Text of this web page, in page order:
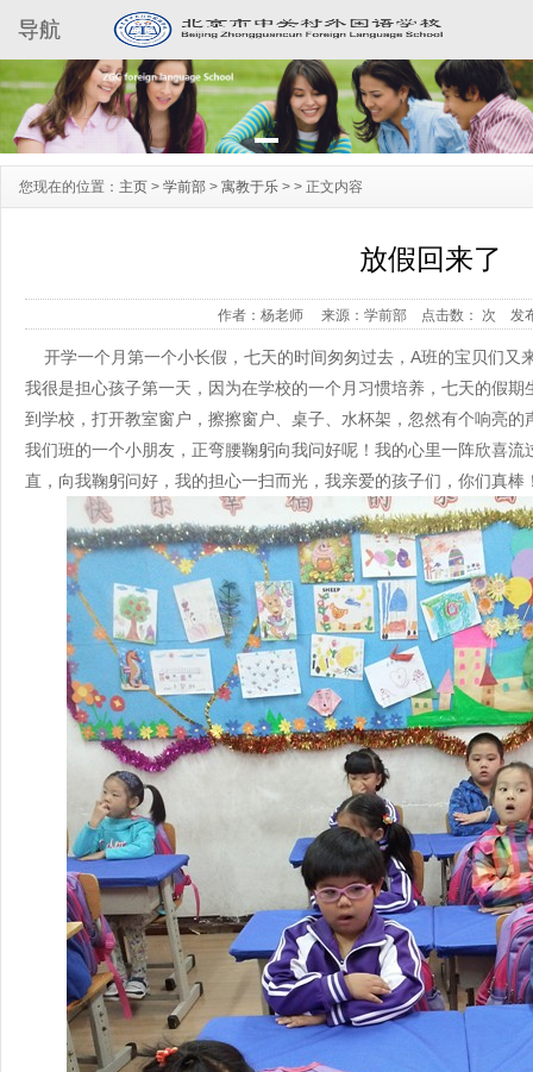
导航
您现在的位置： 主页 > 学前部 > 寓教于乐 > > 正文内容
放假回来了
作者：杨老师 来源：学前部 点击数： 次 发
开学一个月第一个小长假，七天的时间匆匆过去，A班的宝贝们又
我很是担心孩子第一天，因为在学校的一个月习惯培养，七天的假
到学校，打开教室窗户，擦擦窗户、桌子、水杯架，忽然有个响亮的
我们班的一个小朋友，正弯腰鞠躬向我问好呢！我的心里一阵欣喜
直，向我鞠躬问好，我的担心一扫而光，我亲爱的孩子们，你们真